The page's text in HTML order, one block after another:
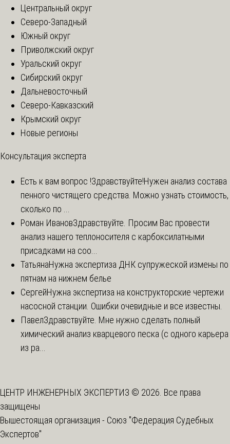
Центральный округ
Северо-Западный
Южный округ
Приволжский округ
Уральский округ
Сибирский округ
Дальневосточный
Северо-Кавказский
Крымский округ
Новые регионы
Консультация эксперта
Есть к вам вопрос !Здравствуйте!Нужен анализ состава
пенного чистящего средства. Можно узнать стоимость,
сколько по ...
Роман ИвановЗдравствуйте. Просим Вас провести
анализ нашего теплоносителя с карбоксилатными
присадками на соо...
ТатьянаНужна экспертиза ДНК супружеской измены по
пятнам на нижнем белье
СергейНужна экспертиза на конструкторские чертежи
насосной станции. Ошибки очевидные и все известны.
ПавелЗдравствуйте. Мне нужно сделать полный
химический анализ кварцевого песка (с одного карьера
из ра...
ЦЕНТР ИНЖЕНЕРНЫХ ЭКСПЕРТИЗ © 2026. Все права
защищены
Вышестоящая организация - Союз "Федерация Судебных
Экспертов"